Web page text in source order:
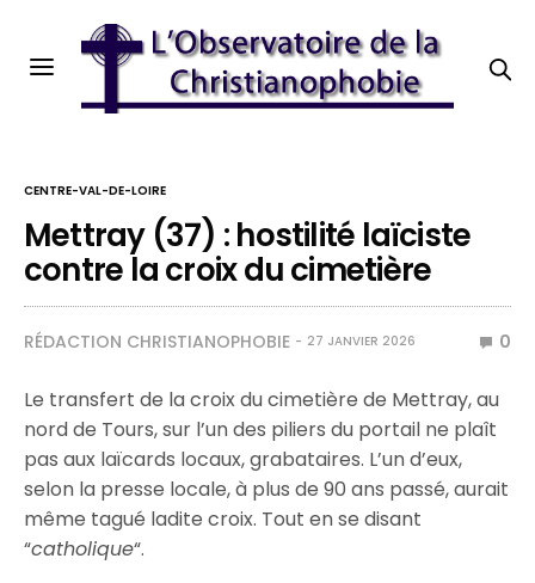
CENTRE-VAL-DE-LOIRE
Mettray (37) : hostilité laïciste
contre la croix du cimetière
RÉDACTION CHRISTIANOPHOBIE 27 JANVIER 2026 0
Le transfert de la croix du cimetière de Mettray, au
nord de Tours, sur l’un des piliers du portail ne plaît
pas aux laïcards locaux, grabataires. L’un d’eux,
selon la presse locale, à plus de 90 ans passé, aurait
même tagué ladite croix. Tout en se disant
“catholique“.